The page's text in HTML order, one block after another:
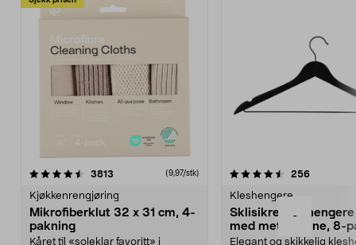
-
3813 anmeldelser(9,97/stk)
Kjøkkenrengjøring
Mikrofiberklut 32 x 31 cm, 4-
pakning
Kåret til «soleklar favoritt» i
4.5av 5 stjerner 256
Kleshengere
Sklisikre
med metallpinne, 8-
Elegant og skikkelig
4.5av 5 stjerner